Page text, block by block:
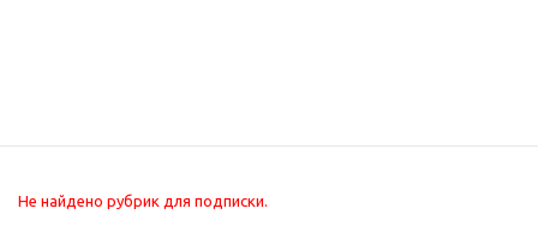
Не найдено рубрик для подписки.